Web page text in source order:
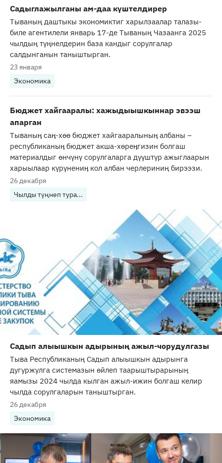
Садыглажылганы ам-даа күштелдирер
Тываның даштыкы экономиктиг харылзаалар талазы-
биле агентилели январь 17-де Тываның Чазаанга 2025
чылдың түңнелдерин база кандыг сорулгалар
салдынганын таныштырган.
23 января
Экономика
Бюджет хайгааралы: хажыдыышкыннар эвээш
апарган
Тываныӊ саӊ-хөө бюджет хайгааралыныӊ албаны –
республиканыӊ бюджет акша-хөреӊгизин болгаш
материалдыг өнчүнү сорулгаларга дүүштүр ажыглаарын
харыылаар күрүнениӊ кол албан черлериниң бирээзи.
26 декабря
Чылды түңнеп тура...
Садып алыышкын адырының ажыл-чорудулгазы
Тыва Республиканың Садып алыышкын адырынга
дугуржулга системазын өйлеп таарыштырарының
яамызы 2024 чылда кылган ажыл-ижин болгаш келир
чылда сорулгаларын таныштырган.
26 декабря
Экономика